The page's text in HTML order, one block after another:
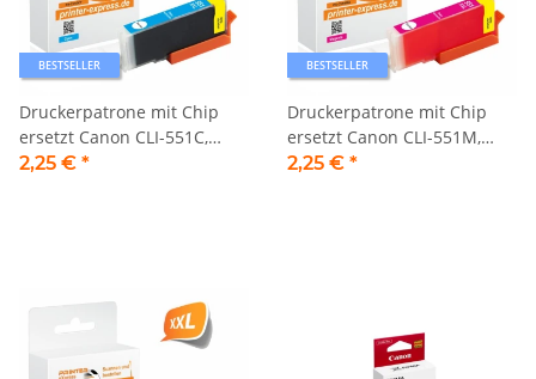
BESTSELLER
Druckerpatrone mit Chip
ersetzt Canon CLI-551C,
CLI551 cyan
2,25 € *
BESTSELLER
Druckerpatrone mit Chip
ersetzt Canon CLI-551M,
CLI551 magenta
2,25 € *